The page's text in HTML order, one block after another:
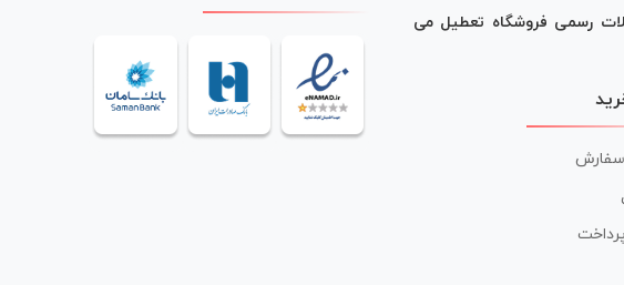
رسمی فروشگاه تعطیل می